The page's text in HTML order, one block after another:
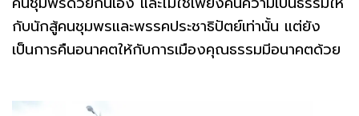
กับนักสู้คนชุมพรและพรรคประชาธิปัตย์เท่านั้น แต่ยัง
เป็นการคืนอนาคตให้กับการเมืองคุณธรรมมีอนาคตด้วย